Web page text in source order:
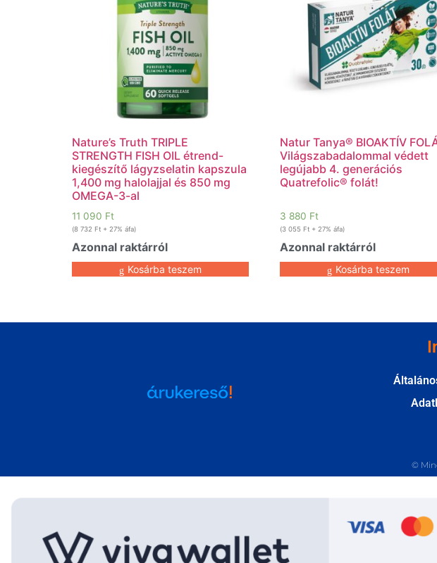
Nature’s Truth TRIPLE
STRENGTH FISH OIL étrend-
kiegészítő lágyzselatin kapszula
1,400 mg halolajjal és 850 mg
OMEGA-3-al
11 090 Ft
(8 732 Ft + 27% áfa)
Azonnal raktárról
Kosárba teszem
Natur Tanya® BIOAKTÍV
Világszabadalommal védett
legújabb 4. generációs
Quatrefolic® folát!
3 880 Ft
(3 055 Ft+ 27% áfa)
Azonnal raktárról
Kosárba teszem
©